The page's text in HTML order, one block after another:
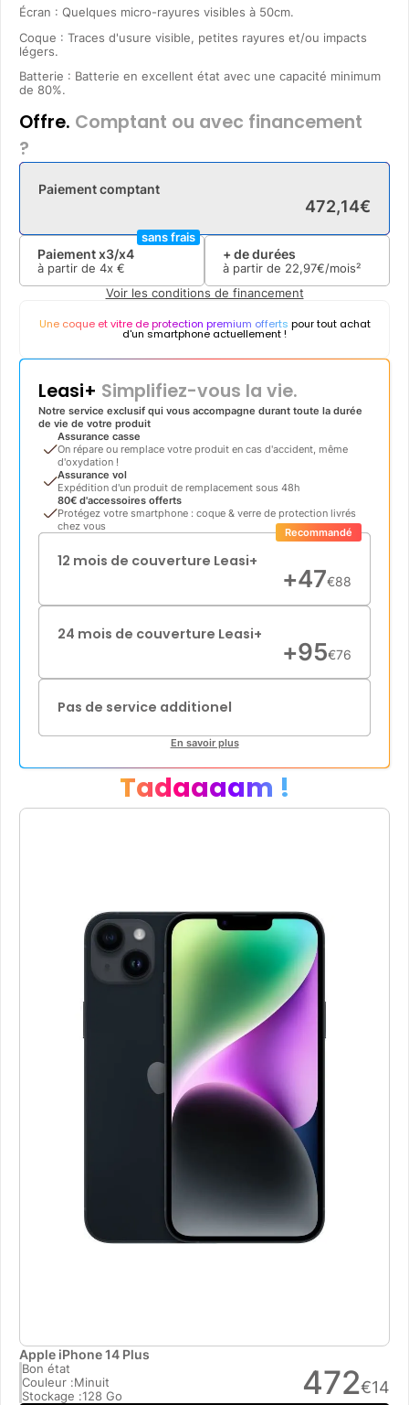
Écran : Quelques micro-rayures visibles à 50cm.
Coque : Traces d'usure visible, petites rayures et/ou impacts
légers.
Batterie : Batterie en excellent état avec une capacité minimum
de 80%.
Offre. Comptant ou avec financement
?
Paiement comptant
472,14€
Paiement x3/x4
à partir de 4x €
sans frais
+ de durées
à partir de 22,97€/mois²
Voir les conditions de financement
Une coque et vitre de protection premium offerts pour tout achat
d'un smartphone actuellement !
Leasi+ Simplifiez-vous la vie.
Notre service exclusif qui vous accompagne durant toute la durée
de vie de votre produit
Assurance casse
On répare ou remplace votre produit en cas d'accident, même
d'oxydation !
Assurance vol
Expédition d'un produit de remplacement sous 48h
80€ d'accessoires offerts
Protégez votre smartphone : coque & verre de protection livrés
chez vous
12 mois de couverture Leasi+
+47€88
Recommandé
24 mois de couverture Leasi+
+95€76
Pas de service additionel
En savoir plus
Tadaaaam !
Apple iPhone 14 Plus
Bon état
Couleur :Minuit
Stockage :128 Go 472€14